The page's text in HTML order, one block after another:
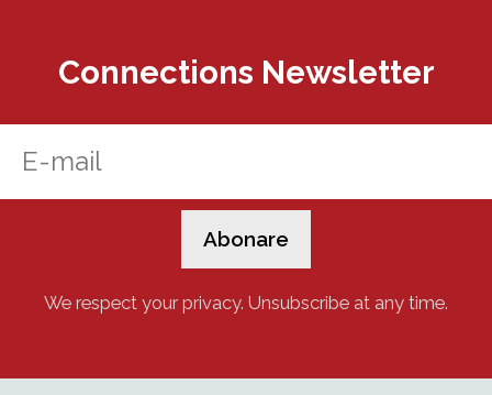
Connections Newsletter
We respect your privacy. Unsubscribe at any time.